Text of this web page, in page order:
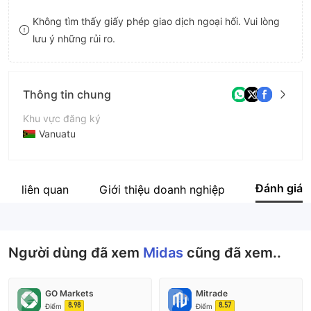
8
9
8
9
Không tìm thấy giấy phép giao dịch ngoại hối. Vui lòng
lưu ý những rủi ro.
Thông tin chung
Khu vực đăng ký
Vanuatu
Tên công ty
ty liên quan Giới thiệu doanh nghiệp Đánh giá
Người dùng đã xem Midas cũng đã xem..
GO Markets
Điểm 8.98
Mitrade
Điểm 8.57